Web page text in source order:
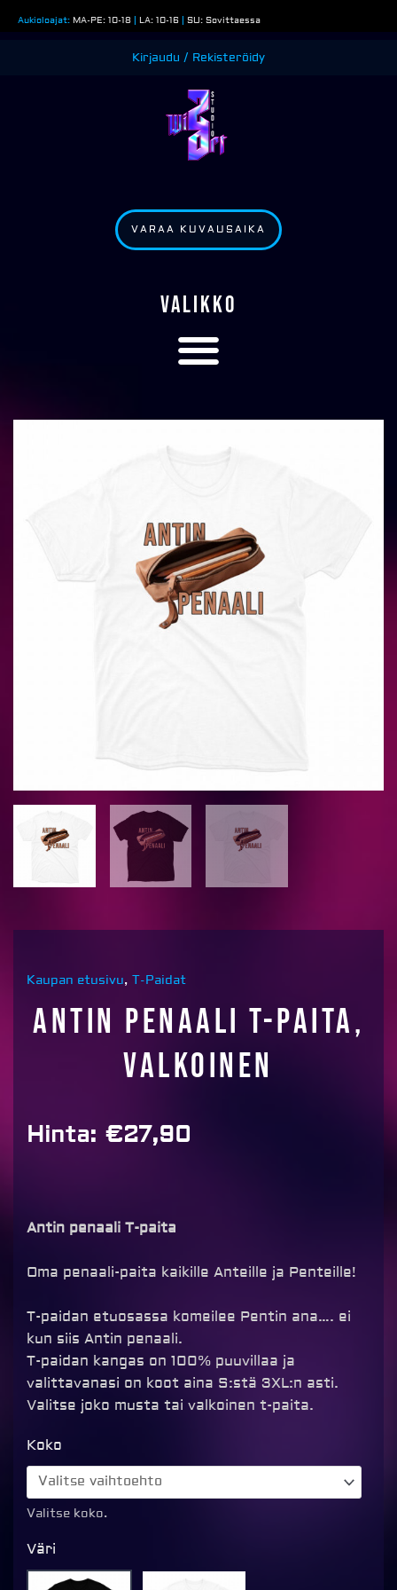
sisältöön
Aukioloajat: MA-PE: 10-18 | LA: 10-16 | SU: Sovittaessa
Kirjaudu / Rekisteröidy
VARAA KUVAUSAIKA
VALIKKO
Kaupan etusivu, T-Paidat
Antin penaali T-paita,
valkoinen
Hinta: €27,90
Antin penaali T-paita
Oma penaali-paita kaikille Anteille ja Penteille!
T-paidan etuosassa komeilee Pentin ana…. ei
kun siis Antin penaali.
T-paidan kangas on 100% puuvillaa ja
valittavanasi on koot aina S:stä 3XL:n asti.
Valitse joko musta tai valkoinen t-paita.
Koko
Valitse koko.
Väri
Antin
penaali
paita,
määrä